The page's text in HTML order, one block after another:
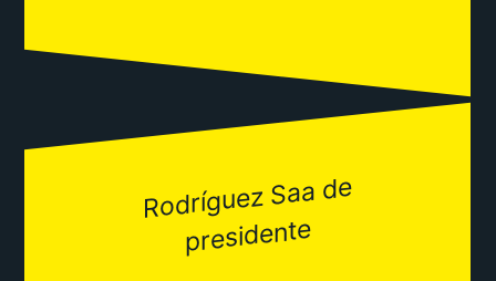
Rodríguez Saa de
presidente